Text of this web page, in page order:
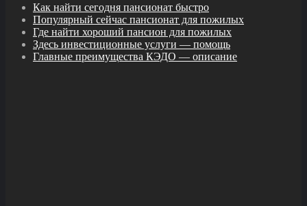
Как найти сегодня пансионат быстро
Популярный сейчас пансионат для пожилых
Где найти хороший пансион для пожилых
Здесь инвестиционные услуги — помощь
Главные преимущества КЭДО — описание